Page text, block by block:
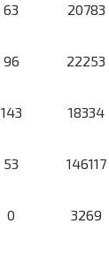
63 20783
96 22253
143 18334
53 146117
0 3269